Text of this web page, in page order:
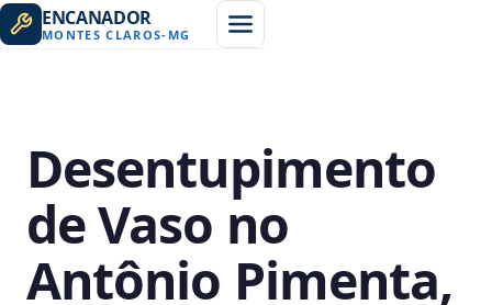
ENCANADOR
MONTES CLAROS- MG
Desentupimento
de Vaso no
Antônio Pimenta,